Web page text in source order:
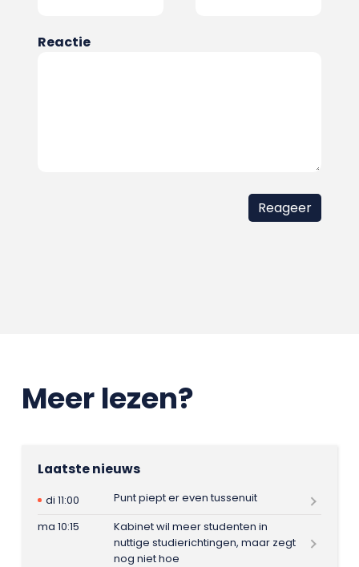
Reactie
Meer lezen?
Laatste nieuws
di 11:00
Punt piept er even tussenuit
ma 10:15
Kabinet wil meer studenten in
nuttige studierichtingen, maar zegt
nog niet hoe